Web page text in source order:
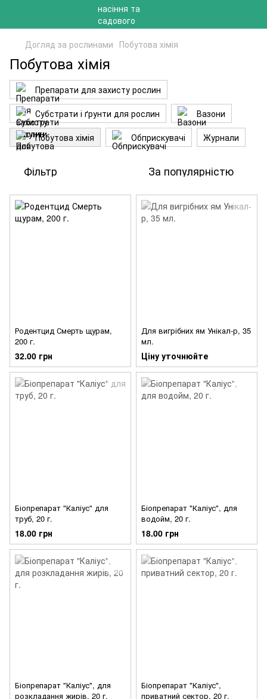
Догляд за рослинами Побутова хімія
Побутова хімія
Препарати для захисту рослин
Субстрати і ґрунти для рослин
Вазони
Побутова хімія
Обприскувачі Журнали
Фільтр За популярністю
Родентцид Смерть щурам,
200 г.
32.00 грн
Для вигрібних ям Унікал-р, 35
мл.
Ціну уточнюйте
Біопрепарат "Каліус" для
труб, 20 г.
18.00 грн
Біопрепарат "Каліус", для
водойм, 20 г.
18.00 грн
Біопрепарат "Каліус", для
розкладання жирів, 20 г.
Біопрепарат "Каліус",
приватний сектор, 20 г.